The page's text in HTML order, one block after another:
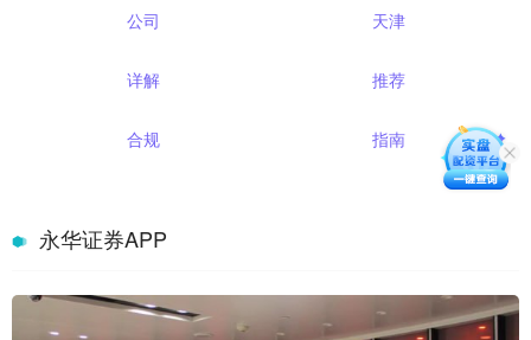
公司 天津
详解 推荐
合规 指南
永华证券APP